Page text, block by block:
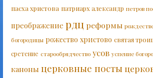
пасха христова патриарх александр петров
преображение рдц реформы
богородицы рожество христово святая
сретение старообрядчество усов успение
каноны церковные посты